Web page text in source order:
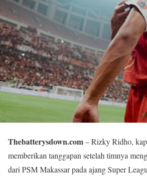
Thebatterysdown.com– Rizky Ridho,
memberikan tanggapan setelah timnya
dari PSM Makassar pada ajang Super